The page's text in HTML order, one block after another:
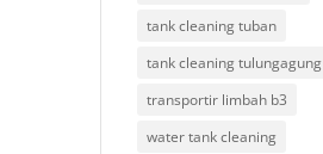
tank cleaning tuban
tank cleaning tulungagung
transportir limbah b3
water tank cleaning